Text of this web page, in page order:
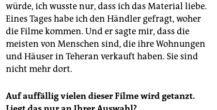
würde, ich wusste nur, dass ich das Material liebe.
Eines Tages habe ich den Händler gefragt, woher
die Filme kommen. Und er sagte mir, dass die
meisten von Menschen sind, die ihre Wohnungen
und Häuser in Teheran verkauft haben. Sie sind
nicht mehr dort.
Auf auffällig vielen dieser Filme wird getanzt.